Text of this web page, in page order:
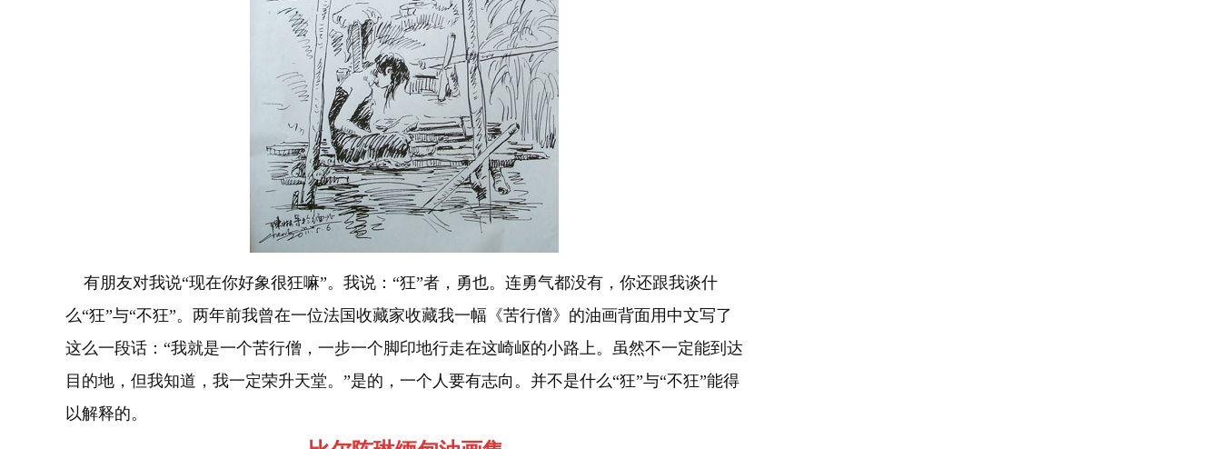
有朋友对我说“现在你好象很狂嘛”。我说：“狂”者，勇也。连勇气都没有，你还跟我谈什
么“狂”与“不狂”。两年前我曾在一位法国收藏家收藏我一幅《苦行僧》的油画背面用中文写了
这么一段话：“我就是一个苦行僧，一步一个脚印地行走在这崎岖的小路上。虽然不一定能到达
目的地，但我知道，我一定荣升天堂。”是的，一个人要有志向。并不是什么“狂”与“不狂”能得
以解释的。